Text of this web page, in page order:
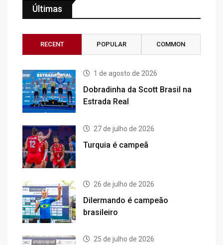
Últimas
RECENT POPULAR COMMON
1 de agosto de 2026
Dobradinha da Scott Brasil na
Estrada Real
27 de julho de 2026
Turquia é campeã
26 de julho de 2026
Dilermando é campeão
brasileiro
25 de julho de 2026